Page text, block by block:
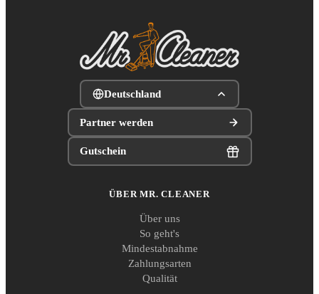
Deutschland
Partner werden
Gutschein
ÜBER MR. CLEANER
Über uns
So geht's
Mindestabnahme
Zahlungsarten
Qualität